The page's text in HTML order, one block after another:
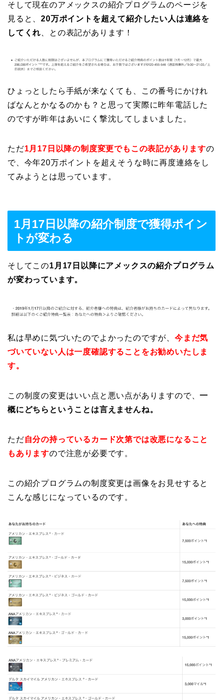
そして現在のアメックスの紹介プログラムのページを
見ると、20万ポイントを超えて紹介したい人は連絡を
してくれ 、との表記があります！
ひょっとしたら手紙が来なくても、この番号にかけれ
ばなんとかなるのかも？と思って実際に昨年電話した
のですが昨年はあいにく撃沈してしまいました。
ただ1月17日以降の制度変更でもこの表記がありますの
で、今年20万ポイントを超えそうな時に再度連絡をし
てみようとは思っています。
1月17日以降の紹介制度で獲得ポイン
トが変わる
そしてこの1月17日以降にアメックスの紹介プログラム
が変わっています。
私は早めに気づいたのでよかったのですが、 今まだ気
づいていない人は一度確認することをお勧めいたしま
す。
この制度の変更はいい点と悪い点がありますので、一
概にどちらということは言えませんね。
ただ自分の持っているカード次第では改悪になること
もありますので注意が必要です。
この紹介プログラムの制度変更は画像をお見せすると
こんな感じになっているのです。